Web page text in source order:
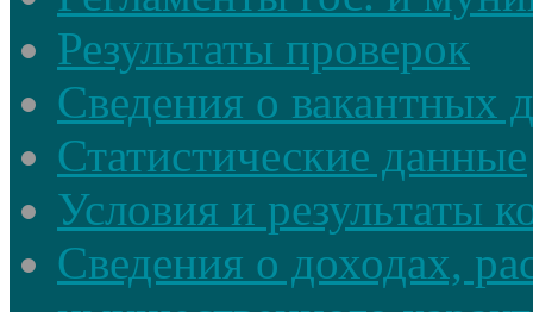
Результаты проверок
Сведения о вакантных
Статистические данные
Условия и результаты
Сведения о доходах,